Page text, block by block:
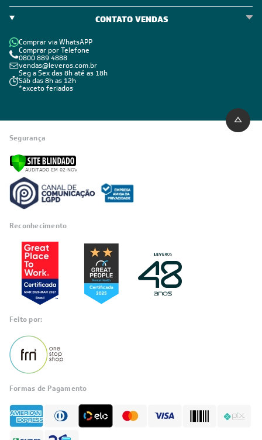
CONTATO VENDAS
Comprar via WhatsAPP
Comprar por Telefone
0800 889 4888
vendas@leveros.com.br
Seg a Sex das 8h até as 18h
Sáb das 8h as 12h
*exceto feriados
Segurança
Reconhecimento
Feito por:
Formas de Pagamento
Fale com a LIA